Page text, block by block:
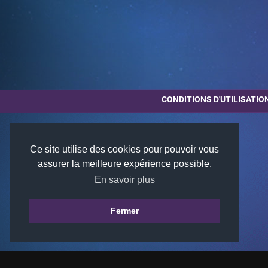
Ce site utilise des cookies pour pouvoir vous
assurer la meilleure expérience possible.
En savoir plus
Fermer
CONDITIONS